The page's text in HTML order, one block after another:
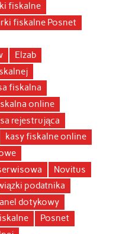
fiskalne
fiskalne Posnet
Elzab
fiskalna
online
rejestrująca
kasy fiskalne online
Novitus
podatnika
dotykowy
Posnet